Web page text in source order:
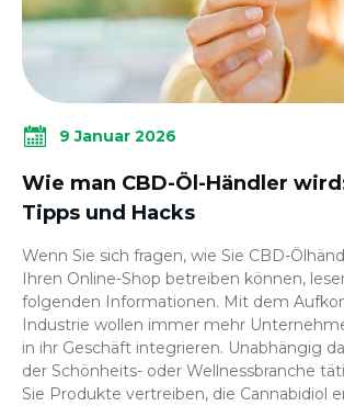
9 Januar 2026
Wie man CBD-Öl-Händler
Tipps und Hacks
Wenn Sie sich fragen, wie Sie CBD-
Ihren Online-Shop betreiben können,
folgenden Informationen. Mit dem
Industrie wollen immer mehr
in ihr Geschäft integrieren. Unabhängig
der Schönheits- oder Wellnessbranche
Sie Produkte vertreiben, die Cannabidiol